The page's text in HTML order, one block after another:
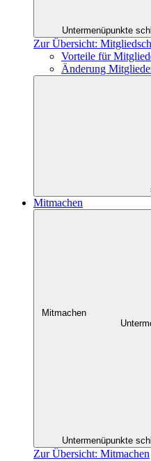
Untermenüpunkte
Zur Übersicht:
Vorteile für
Änderung
Mitmachen
Mitmachen
Untermenüpunkte
Zur Übersicht: Mitmachen